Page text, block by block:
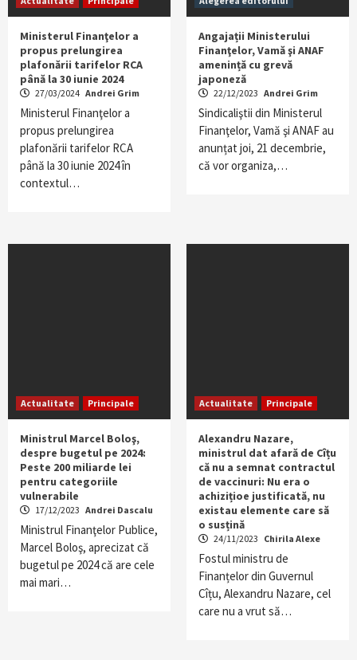
Ministerul Finanţelor a
propus prelungirea
plafonării tarifelor RCA
până la 30 iunie 2024
27/03/2024 Andrei Grim
Ministerul Finanţelor a
propus prelungirea
plafonării tarifelor RCA
până la 30 iunie 2024 în
contextul…
Angajații Ministerului
Finanţelor, Vamă şi ANAF
amenință cu grevă
japoneză
22/12/2023 Andrei Grim
Sindicaliştii din Ministerul
Finanţelor, Vamă şi ANAF au
anunțat joi, 21 decembrie,
că vor organiza,…
Actualitate Principale
Ministrul Marcel Boloş,
despre bugetul pe 2024:
Peste 200 miliarde lei
pentru categoriile
vulnerabile
17/12/2023 Andrei Dascalu
Ministrul Finanţelor Publice,
Marcel Boloş, aprecizat că
bugetul pe 2024 că are cele
mai mari…
Actualitate Principale
Alexandru Nazare,
ministrul dat afară de Cîțu
că nu a semnat contractul
de vaccinuri: Nu era o
achizițioe justificată, nu
existau elemente care să
o susțină
24/11/2023 Chirila Alexe
Fostul ministru de
Finanțelor din Guvernul
Cîțu, Alexandru Nazare, cel
care nu a vrut să…